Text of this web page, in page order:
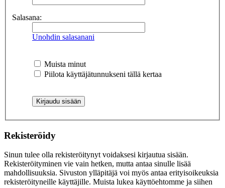
Salasana:
Unohdin salasanani
Muista minut
Piilota käyttäjätunnukseni tällä kertaa
Rekisteröidy
Sinun tulee olla rekisteröitynyt voidaksesi kirjautua sisään.
Rekisteröityminen vie vain hetken, mutta antaa sinulle lisää
mahdollisuuksia. Sivuston ylläpitäjä voi myös antaa erityisoikeuksia
rekisteröityneille käyttäjille. Muista lukea käyttöehtomme ja siihen